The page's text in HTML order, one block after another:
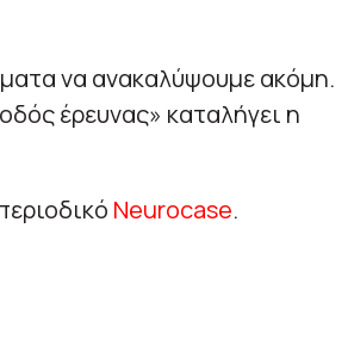
να ανακαλύψουμε ακόμη.
έρευνας» καταλήγει η
Neurocase.